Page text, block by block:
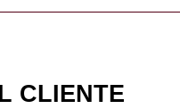
CLIENTE